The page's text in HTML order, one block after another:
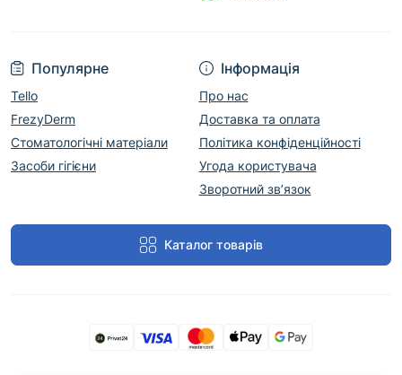
Популярне
Tello
FrezyDerm
Стоматологічні матеріали
Засоби гігієни
Інформація
Про нас
Доставка та оплата
Політика конфіденційності
Угода користувача
Зворотний зв’язок
Каталог товарів